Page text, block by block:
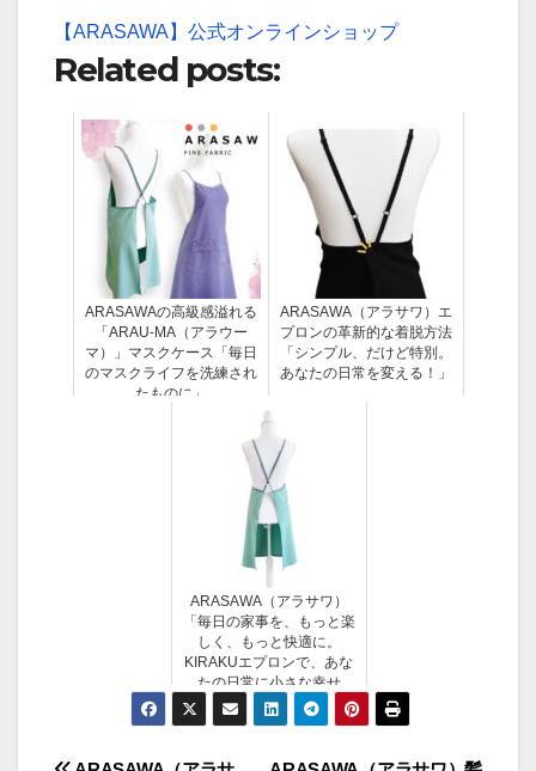
【ARASAWA】公式オンラインショップ
Related posts:
ARASAWAの高級感溢れる
「ARAU-MA（アラウー
マ）」マスクケース「毎日
のマスクライフを洗練され
たものに」
ARASAWA（アラサワ）エ
プロンの革新的な着脱方法
「シンプル、だけど特別。
あなたの日常を変える！」
ARASAWA（アラサワ）
「毎日の家事を、もっと楽
しく、もっと快適に。
KIRAKUエプロンで、あな
たの日常に小さな幸せ
を。」